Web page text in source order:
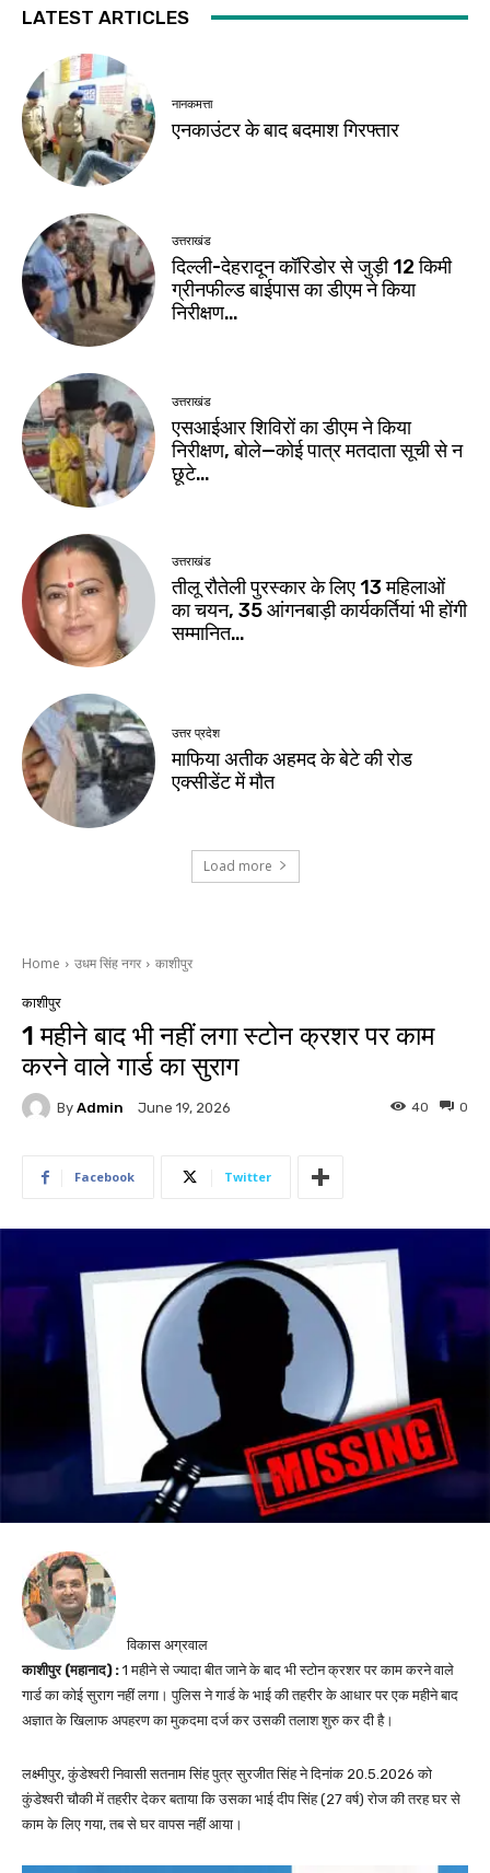
LATEST ARTICLES
नानकमत्ता
एनकाउंटर के बाद बदमाश गिरफ्तार
उत्तराखंड
दिल्ली-देहरादून कॉरिडोर से जुड़ी 12 किमी
ग्रीनफील्ड बाईपास का डीएम ने किया
निरीक्षण…
उत्तराखंड
एसआईआर शिविरों का डीएम ने किया
निरीक्षण, बोले—कोई पात्र मतदाता सूची से न
छूटे…
उत्तराखंड
तीलू रौतेली पुरस्कार के लिए 13 महिलाओं
का चयन, 35 आंगनबाड़ी कार्यकर्तियां भी होंगी
सम्मानित…
उत्तर प्रदेश
माफिया अतीक अहमद के बेटे की रोड
एक्सीडेंट में मौत
Load more